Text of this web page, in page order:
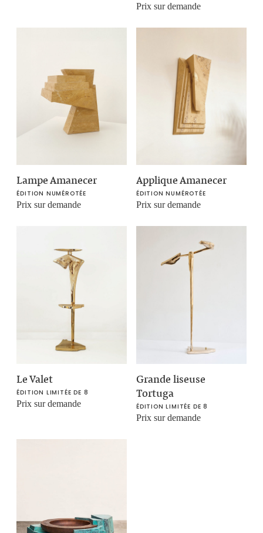
Prix sur demande
Lampe Amanecer
ÉDITION NUMÉROTÉE
Prix sur demande
Applique Amanecer
ÉDITION NUMÉROTÉE
Prix sur demande
Le Valet
ÉDITION LIMITÉE DE 8
Prix sur demande
Grande liseuse
Tortuga
ÉDITION LIMITÉE DE 8
Prix sur demande